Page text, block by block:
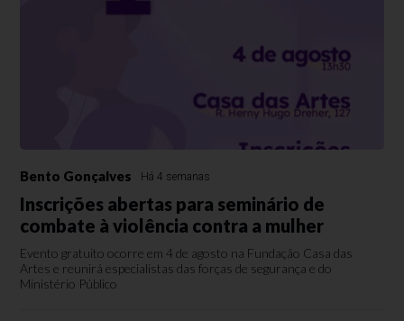
Bento Gonçalves Há 4 semanas
Inscrições abertas para seminário de
combate à violência contra a mulher
Evento gratuito ocorre em 4 de agosto na Fundação Casa das
Artes e reunirá especialistas das forças de segurança e do
Ministério Público